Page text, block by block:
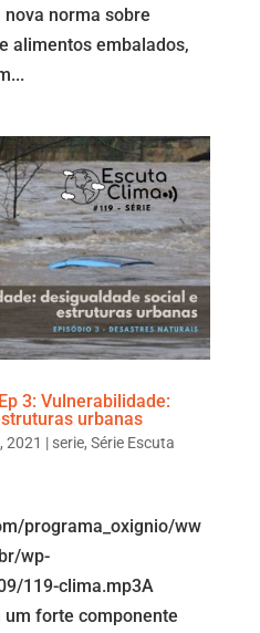
norma sobre
alimentos embalados,
3: Vulnerabilidade:
urbanas
2021 | serie, Série Escuta
programa_oxignio/ww
wp-
119-clima.mp3A
forte componente